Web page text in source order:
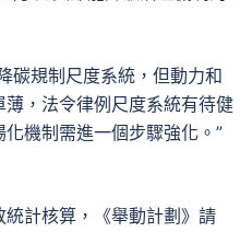
碳規制尺度系統，但動力和
，法令律例尺度系統有待健
機制需進一個步驟強化。”
計核算，《舉動計劃》請